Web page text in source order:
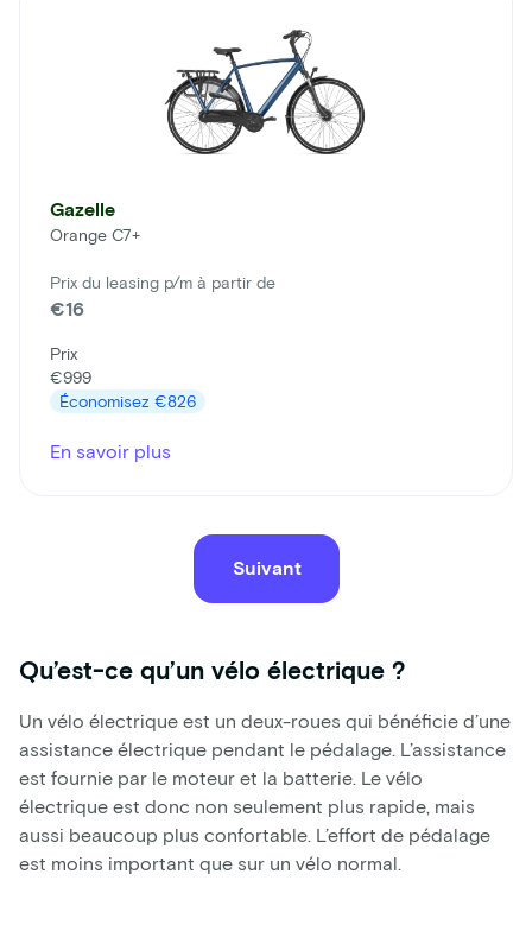
Gazelle
Orange C7+
Prix du leasing p/m à partir de
€16
Prix
€999
Économisez €826
En savoir plus
Suivant
Qu’est-ce qu’un vélo électrique ?
Un vélo électrique est un deux-roues qui bénéficie d’une
assistance électrique pendant le pédalage. L’assistance
est fournie par le moteur et la batterie. Le vélo
électrique est donc non seulement plus rapide, mais
aussi beaucoup plus confortable. L’effort de pédalage
est moins important que sur un vélo normal.